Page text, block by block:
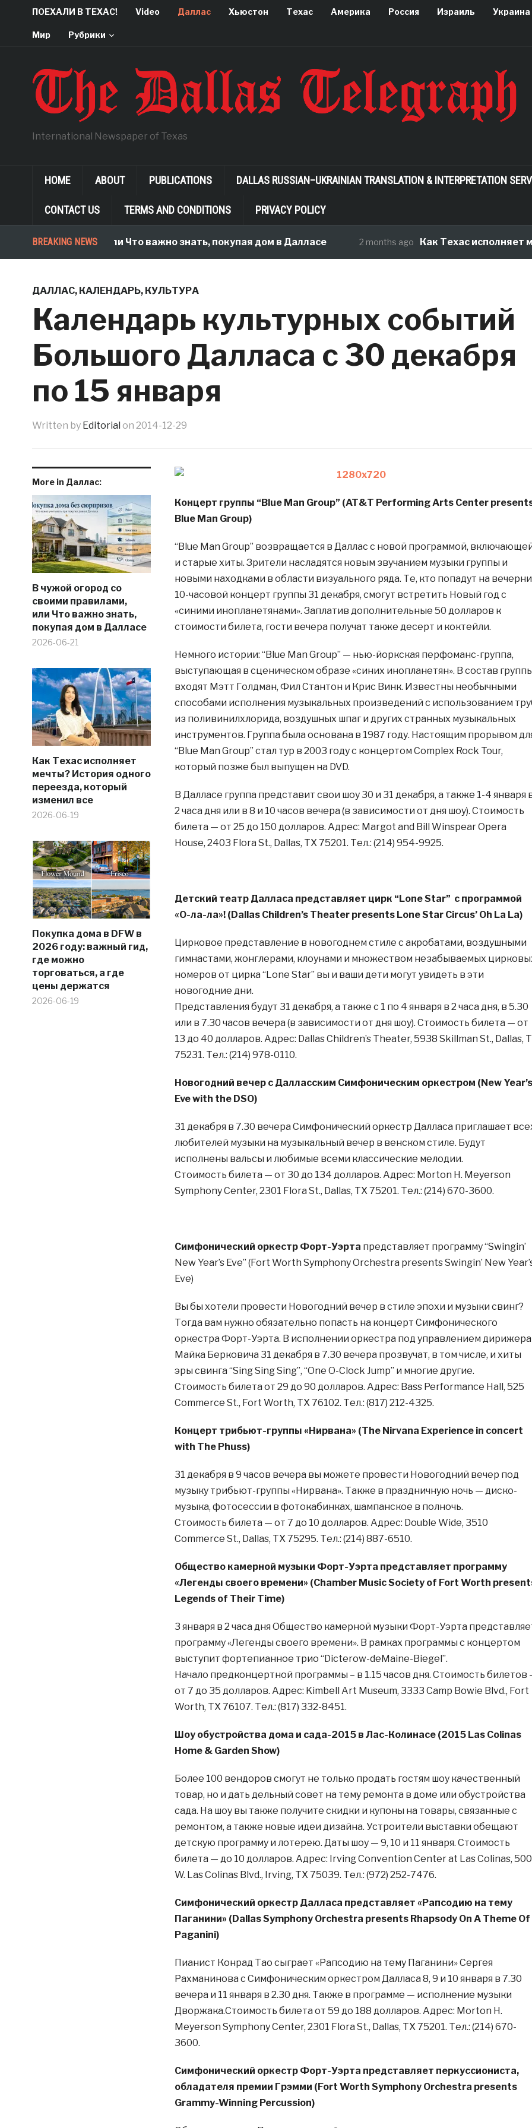
ПОЕХАЛИ В ТЕХАС! Video Даллас Хьюстон Техас Америка Россия Израиль Украина
Мир Рубрики
International Newspaper of Texas
HOME ABOUT PUBLICATIONS DALLAS RUSSIAN–UKRAINIAN TRANSLATION & INTERPRETATION
CONTACT US TERMS AND CONDITIONS PRIVACY POLICY
BREAKING NEWS
правилами, или Что важно знать, покупая дом в Далласе 2 months ago Как Техас исполняет
ДАЛЛАС, КАЛЕНДАРЬ, КУЛЬТУРА
Календарь культурных событий
Большого Далласа c 30 декабря
по 15 января
Written by Editorial on 2014-12-29
More in Даллас:
В чужой огород со
своими правилами,
или Что важно знать,
покупая дом в Далласе
2026-06-21
Как Техас исполняет
мечты? История одного
переезда, который
изменил все
2026-06-19
Покупка дома в DFW в
2026 году: важный гид,
где можно
торговаться, а где
цены держатся
2026-06-19
Концерт группы “Blue Man Group” (AT&T Performing Arts Center
Blue Man Group)
“Blue Man Group” возвращается в Даллас с новой программой,
и старые хиты. Зрители насладятся новым звучанием музыки группы и
новыми находками в области визуального ряда. Те, кто попадут на
10-часовой концерт группы 31 декабря, смогут встретить Новый год с
«синими инопланетянами». Заплатив дополнительные 50 долларов к
стоимости билета, гости вечера получат также десерт и коктейли.
Немного истории: “Blue Man Group” — нью-йоркская перфоманс-группа,
выступающая в сценическом образе «синих инопланетян». В состав
входят Мэтт Голдман, Фил Стантон и Крис Винк. Известны необычными
способами исполнения музыкальных произведений с использованием
из поливинилхлорида, воздушных шпаг и других странных музыкальных
инструментов. Группа была основана в 1987 году. Настоящим прорывом
“Blue Man Group” стал тур в 2003 году с концертом Complex Rock Tour,
который позже был выпущен на DVD.
В Далласе группа представит свои шоу 30 и 31 декабря, а также 1-4 января
2 часа дня или в 8 и 10 часов вечера (в зависимости от дня шоу). Стоимость
билета — от 25 до 150 долларов. Адрес: Margot and Bill Winspear Opera
House, 2403 Flora St., Dallas, TX 75201. Тел.: (214) 954-9925.
Детский театр Далласа представляет цирк “Lone Star” с программой
«О-ла-ла»! (Dallas Children’s Theater presents Lone Star Circus’ Oh La La)
Цирковое представление в новогоднем стиле с акробатами, воздушными
гимнастами, жонглерами, клоунами и множеством незабываемых
номеров от цирка “Lone Star” вы и ваши дети могут увидеть в эти
новогодние дни.
Представления будут 31 декабря, а также с 1 по 4 января в 2 часа дня, в 5.30
или в 7.30 часов вечера (в зависимости от дня шоу). Стоимость билета — от
13 до 40 долларов. Адрес: Dallas Children’s Theater, 5938 Skillman St., Dallas,
75231. Тел.: (214) 978-0110.
Новогодний вечер с Далласским Симфоническим оркестром (New Year’s
Eve with the DSO)
31 декабря в 7.30 вечера Симфонический оркестр Далласа приглашает
любителей музыки на музыкальный вечер в венском стиле. Будут
исполнены вальсы и любимые всеми классические мелодии.
Стоимость билета — от 30 до 134 долларов. Адрес: Morton H. Meyerson
Symphony Center, 2301 Flora St., Dallas, TX 75201. Тел.: (214) 670-3600.
Симфонический оркестр Форт-Уэрта представляет программу “Swingin’
New Year’s Eve” (Fort Worth Symphony Orchestra presents Swingin’ New
Eve)
Вы бы хотели провести Новогодний вечер в стиле эпохи и музыки свинг?
Тогда вам нужно обязательно попасть на концерт Симфонического
оркестра Форт-Уэрта. В исполнении оркестра под управлением дирижера
Майка Берковича 31 декабря в 7.30 вечера прозвучат, в том числе, и хиты
эры свинга “Sing Sing Sing”, “One O-Clock Jump” и многие другие.
Стоимость билета от 29 до 90 долларов. Адрес: Bass Performance Hall, 525
Commerce St., Fort Worth, TX 76102. Тел.: (817) 212-4325.
Концерт трибьют-группы «Нирвана» (The Nirvana Experience in concert
with The Phuss)
31 декабря в 9 часов вечера вы можете провести Новогодний вечер под
музыку трибьют-группы «Нирвана». Также в праздничную ночь — диско-
музыка, фотосессии в фотокабинках, шампанское в полночь.
Стоимость билета — от 7 до 10 долларов. Адрес: Double Wide, 3510
Commerce St., Dallas, TX 75295. Тел.: (214) 887-6510.
Общество камерной музыки Форт-Уэрта представляет программу
«Легенды своего времени» (Chamber Music Society of Fort Worth
Legends of Their Time)
3 января в 2 часа дня Общество камерной музыки Форт-Уэрта
программу «Легенды своего времени». В рамках программы с концертом
выступит фортепианное трио “Dicterow-deMaine-Biegel”.
Начало предконцертной программы – в 1.15 часов дня. Стоимость билетов
от 7 до 35 долларов. Адрес: Kimbell Art Museum, 3333 Camp Bowie Blvd., Fort
Worth, TX 76107. Тел.: (817) 332-8451.
Шоу обустройства дома и сада-2015 в Лас-Колинасе (2015 Las Colinas
Home & Garden Show)
Более 100 вендоров смогут не только продать гостям шоу качественный
товар, но и дать дельный совет на тему ремонта в доме или обустройства
сада. На шоу вы также получите скидки и купоны на товары, связанные с
ремонтом, а также новые идеи дизайна. Устроители выставки обещают
детскую программу и лотерею. Даты шоу — 9, 10 и 11 января. Стоимость
билета — до 10 долларов. Адрес: Irving Convention Center at Las Colinas, 500
W. Las Colinas Blvd., Irving, TX 75039. Тел.: (972) 252-7476.
Cимфонический оркестр Далласа представляет «Рапсодию на тему
Паганини» (Dallas Symphony Orchestra presents Rhapsody On A Theme Of
Paganini)
Пианист Конрад Тао сыграет «Рапсодию на тему Паганини» Сергея
Рахманинова с Симфоническим оркестром Далласа 8, 9 и 10 января в 7.30
вечера и 11 января в 2.30 дня. Также в программе — исполнение музыки
Дворжака.Стоимость билета от 59 до 188 долларов. Адрес: Morton H.
Meyerson Symphony Center, 2301 Flora St., Dallas, TX 75201. Тел.: (214) 670-
3600.
Cимфонический оркестр Форт-Уэрта представляет перкуссиониста,
обладателя премии Грэмми (Fort Worth Symphony Orchestra presents
Grammy-Winning Percussion)